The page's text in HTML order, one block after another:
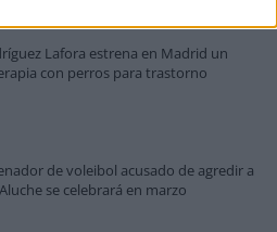
Lafora estrena en Madrid un
con perros para trastorno
de voleibol acusado de agredir a
se celebrará en marzo